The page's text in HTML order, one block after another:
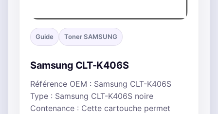
Guide Toner SAMSUNG
Samsung CLT-K406S
Référence OEM : Samsung CLT-K406S
Type : Samsung CLT-K406S noire
Contenance : Cette cartouche permet